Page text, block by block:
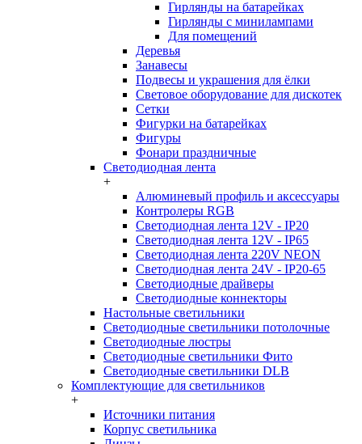
Гирлянды на батарейках
Гирлянды с минилампами
Для помещений
Деревья
Занавесы
Подвесы и украшения для ёлки
Световое оборудование для дискотек
Сетки
Фигурки на батарейках
Фигуры
Фонари праздничные
Светодиодная лента
+
Алюминевый профиль и аксессуары
Контролеры RGB
Светодиодная лента 12V - IP20
Светодиодная лента 12V - IP65
Светодиодная лента 220V NEON
Светодиодная лента 24V - IP20-65
Светодиодные драйверы
Светодиодные коннекторы
Настольные светильники
Светодиодные светильники потолочные
Светодиодные люстры
Светодиодные светильники Фито
Светодиодные светильники DLB
Комплектующие для светильников
+
Источники питания
Корпус светильника